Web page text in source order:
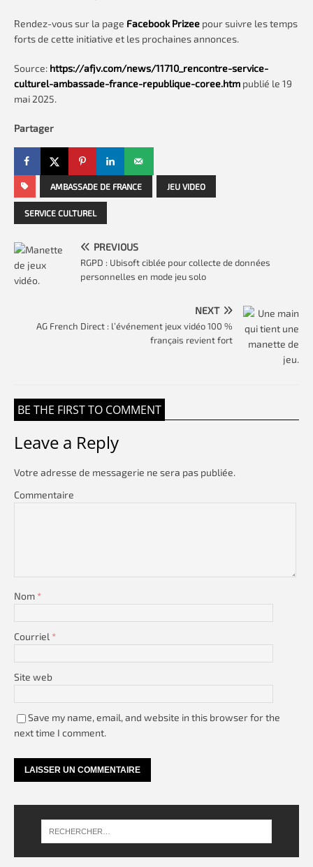
Rendez-vous sur la page Facebook Prizee pour suivre les temps
forts de cette initiative et les prochaines annonces.
Source: https://afjv.com/news/11710_rencontre-service-
culturel-ambassade-france-republique-coree.htm publié le 19
mai 2025.
Partager
AMBASSADE DE FRANCE JEU VIDEO
SERVICE CULTUREL
PREVIOUS
RGPD : Ubisoft ciblée pour collecte de données
personnelles en mode jeu solo
NEXT
AG French Direct : l’événement jeux vidéo 100 %
français revient fort
BE THE FIRST TO COMMENT
Leave a Reply
Votre adresse de messagerie ne sera pas publiée.
Commentaire
Nom *
Courriel *
Site web
Save my name, email, and website in this browser for the
next time I comment.